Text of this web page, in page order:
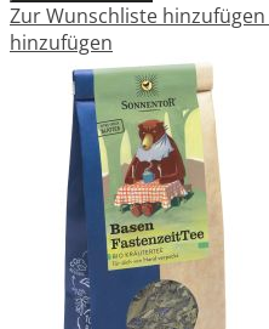
Zur Wunschliste hinzufügen
hinzufügen